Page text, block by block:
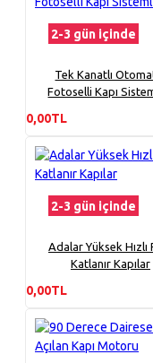
2-3 gün içinde
Tek Kanatlı
Fotoselli Kapı
0,00TL
2-3 gün içinde
Adalar Yüksek Hızlı
Katlanır Kapılar
0,00TL